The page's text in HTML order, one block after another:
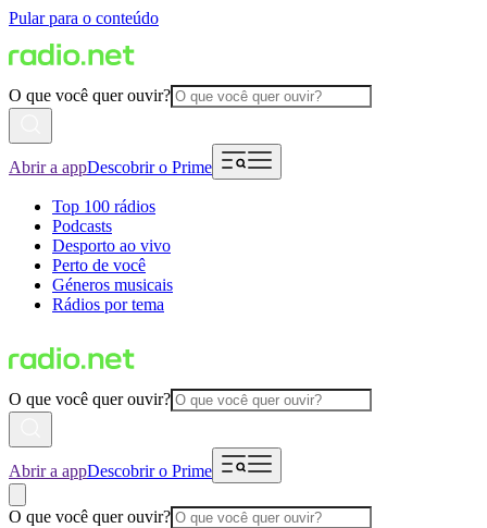
Pular para o conteúdo
O que você quer ouvir?
Abrir a appDescobrir o Prime
Top 100 rádios
Podcasts
Desporto ao vivo
Perto de você
Géneros musicais
Rádios por tema
O que você quer ouvir?
Abrir a appDescobrir o Prime
O que você quer ouvir?